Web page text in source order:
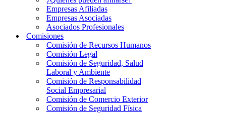
Empresas Afiliadas
Empresas Asociadas
Asociados Profesionales
Comisiones
Comisión de Recursos Humanos
Comisión Legal
Comisión de Seguridad, Salud
Laboral y Ambiente
Comisión de Responsabilidad
Social Empresarial
Comisión de Comercio Exterior
Comisión de Seguridad Física